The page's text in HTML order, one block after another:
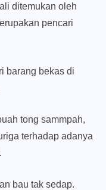
ditemukan oleh
pencari
barang bekas di
tong sammpah,
terhadap adanya
bau tak sedap.